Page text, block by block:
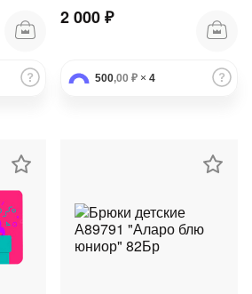
2 000 ₽
500,00 ₽ × 4